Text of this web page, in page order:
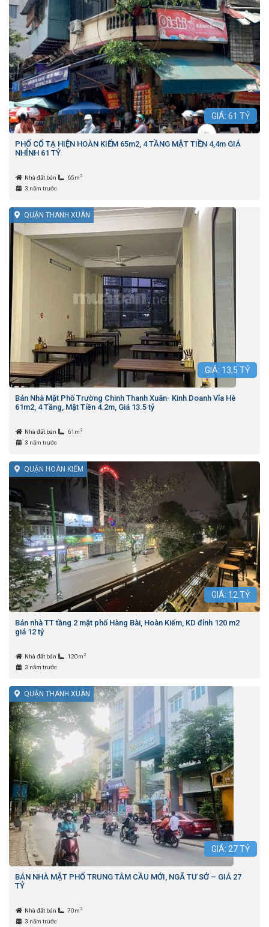
GIÁ: 61 TỶ
PHỐ CỔ TẠ HIỆN HOÀN KIẾM 65m2, 4 TẦNG MẶT TIỀN 4,4m GIÁ
NHỈNH 61 TỶ
Nhà đất bán 65m 2
3 năm trước
QUẬN THANH XUÂN
GIÁ: 13,5 TỶ
Bán Nhà Mặt Phố Trường Chinh Thanh Xuân- Kinh Doanh Vỉa Hè
61m2, 4 Tầng, Mặt Tiền 4.2m, Giá 13.5 tỷ
Nhà đất bán 61m 2
3 năm trước
QUẬN HOÀN KIẾM
GIÁ: 12 TỶ
Bán nhà TT tầng 2 mặt phố Hàng Bài, Hoàn Kiếm, KD đỉnh 120 m2
giá 12 tỷ
Nhà đất bán 120m 2
3 năm trước
QUẬN THANH XUÂN
GIÁ: 27TỶ
BÁN NHÀ MẶT PHỐ TRUNG TÂM CẦU MỚI, NGÃ TƯ SỞ – GIÁ 27
TỶ
Nhà đất bán 70m 2
3 năm trước